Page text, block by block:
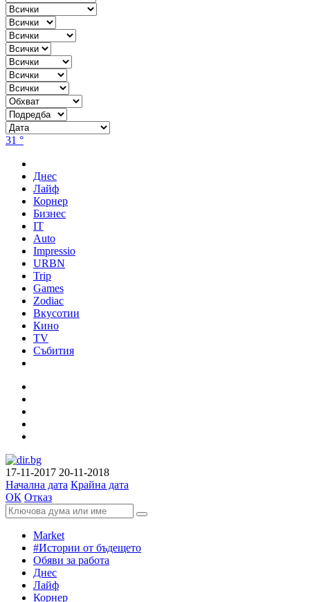
31 °
Днес
Лайф
Корнер
Бизнес
IT
Auto
Impressio
URBN
Trip
Games
Zodiac
Вкусотии
Кино
TV
Събития
17-11-2017 20-11-2018
Начална дата Крайна дата
ОК Отказ
Market
#Истории от бъдещето
Обяви за работа
Днес
Лайф
Корнер